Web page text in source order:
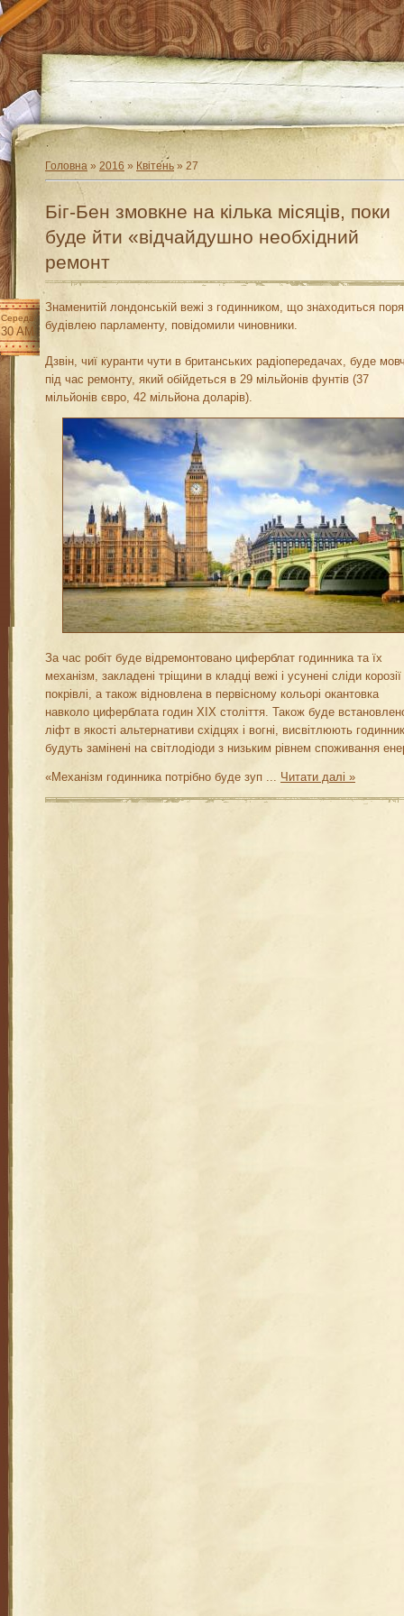
Головна » 2016 » Квітень » 27
Біг-Бен змовкне на кілька місяців, поки
буде йти «відчайдушно необхідний
ремонт
Середа
AM
Знаменитій лондонській вежі з годинником, що знаходиться
будівлею парламенту, повідомили чиновники.
Дзвін, чиї куранти чути в британських радіопередачах, буде
під час ремонту, який обійдеться в 29 мільйонів фунтів (37
мільйонів євро, 42 мільйона доларів).
За час робіт буде відремонтовано циферблат годинника та їх
механізм, закладені тріщини в кладці вежі і усунені сліди
покрівлі, а також відновлена в первісному кольорі окантовка
навколо циферблата годин XIX століття. Також буде
ліфт в якості альтернативи східцях і вогні, висвітлюють
будуть замінені на світлодіоди з низьким рівнем споживання
«Механізм годинника потрібно буде зуп ... Читати далі »